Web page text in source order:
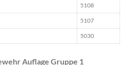
5108
5107
5030
Auflage Gruppe 1